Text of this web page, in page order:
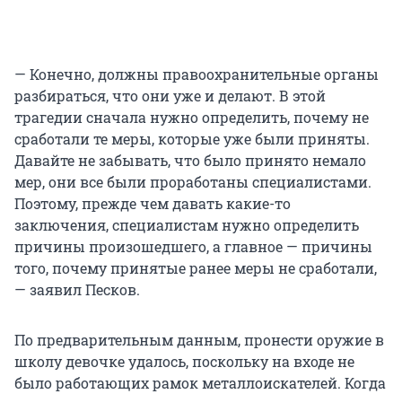
— Конечно, должны правоохранительные органы
разбираться, что они уже и делают. В этой
трагедии сначала нужно определить, почему не
сработали те меры, которые уже были приняты.
Давайте не забывать, что было принято немало
мер, они все были проработаны специалистами.
Поэтому, прежде чем давать какие-то
заключения, специалистам нужно определить
причины произошедшего, а главное — причины
того, почему принятые ранее меры не сработали,
— заявил Песков.
По предварительным данным, пронести оружие в
школу девочке удалось, поскольку на входе не
было работающих рамок металлоискателей. Когда